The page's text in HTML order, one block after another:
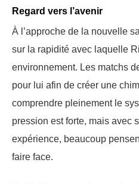
Regard vers l’avenir
À l’approche de la nouvelle
sur la rapidité avec laquelle
environnement. Les matchs
pour lui afin de créer une
comprendre pleinement le
pression est forte, mais avec
expérience, beaucoup
faire face.